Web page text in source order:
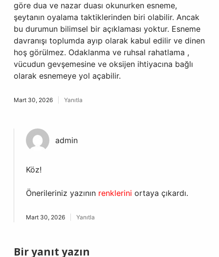
göre dua ve nazar duası okunurken esneme,
şeytanın oyalama taktiklerinden biri olabilir. Ancak
bu durumun bilimsel bir açıklaması yoktur. Esneme
davranışı toplumda ayıp olarak kabul edilir ve dinen
hoş görülmez. Odaklanma ve ruhsal rahatlama ,
vücudun gevşemesine ve oksijen ihtiyacına bağlı
olarak esnemeye yol açabilir.
Mart 30, 2026 Yanıtla
admin
Köz!
Önerileriniz yazının renklerini ortaya çıkardı.
Mart 30, 2026 Yanıtla
Bir yanıt yazın